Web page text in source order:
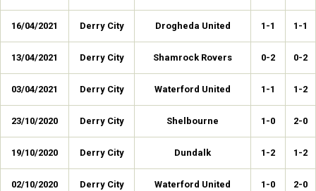
16/04/2021 Derry City Drogheda United 1-1 1-1
13/04/2021 Derry City Shamrock Rovers 0-2 0-2
03/04/2021 Derry City Waterford United 1-1 1-2
23/10/2020 Derry City Shelbourne 1-0 2-0
19/10/2020 Derry City Dundalk 1-2 1-2
02/10/2020 Derry City Waterford United 1-0 2-0